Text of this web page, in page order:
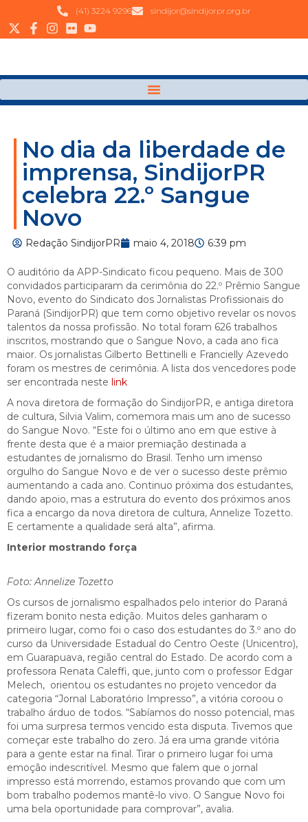
(41) 3224 9296 sindijor@sindijorpr.org.br
No dia da liberdade de
imprensa, SindijorPR
celebra 22.º Sangue
Novo
Redação SindijorPR maio 4, 2018 6:39 pm
O auditório da APP-Sindicato ficou pequeno. Mais de 300
convidados participaram da cerimônia do 22.º Prêmio Sangue
Novo, evento do Sindicato dos Jornalistas Profissionais do
Paraná (SindijorPR) que tem como objetivo revelar os novos
talentos da nossa profissão. No total foram 626 trabalhos
inscritos, mostrando que o Sangue Novo, a cada ano fica
maior. Os jornalistas Gilberto Bettinelli e Francielly Azevedo
foram os mestres de cerimônia. A lista dos vencedores pode
ser encontrada neste link
A nova diretora de formação do SindijorPR, e antiga diretora
de cultura, Silvia Valim, comemora mais um ano de sucesso
do Sangue Novo. “Este foi o último ano em que estive à
frente desta que é a maior premiação destinada a
estudantes de jornalismo do Brasil. Tenho um imenso
orgulho do Sangue Novo e de ver o sucesso deste prêmio
aumentando a cada ano. Continuo próxima dos estudantes,
dando apoio, mas a estrutura do evento dos próximos anos
fica a encargo da nova diretora de cultura, Annelize Tozetto.
E certamente a qualidade será alta”, afirma.
Interior mostrando força
Foto: Annelize Tozetto
Os cursos de jornalismo espalhados pelo interior do Paraná
fizeram bonito nesta edição. Muitos deles ganharam o
primeiro lugar, como foi o caso dos estudantes do 3.º ano do
curso da Universidade Estadual do Centro Oeste (Unicentro),
em Guarapuava, região central do Estado. De acordo com a
professora Renata Caleffi, que, junto com o professor Edgar
Melech, orientou os estudantes no projeto vencedor da
categoria “Jornal Laboratório Impresso”, a vitória coroou o
trabalho árduo de todos. “Sabíamos do nosso potencial, mas
foi uma surpresa termos vencido esta disputa. Tivemos que
começar este trabalho do zero. Já era uma grande vitória
para a gente estar na final. Tirar o primeiro lugar foi uma
emoção indescritível. Mesmo que falem que o jornal
impresso está morrendo, estamos provando que com um
bom trabalho podemos mantê-lo vivo. O Sangue Novo foi
uma bela oportunidade para comprovar”, avalia.